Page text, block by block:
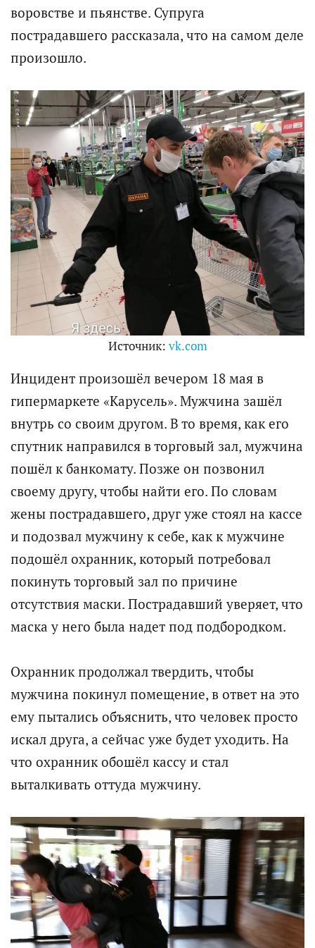
воровстве и пьянстве. Супруга
пострадавшего рассказала, что на самом деле
произошло.
Источник: vk.com
Инцидент произошёл вечером 18 мая в
гипермаркете «Карусель». Мужчина зашёл
внутрь со своим другом. В то время, как его
спутник направился в торговый зал, мужчина
пошёл к банкомату. Позже он позвонил
своему другу, чтобы найти его. По словам
жены пострадавшего, друг уже стоял на кассе
и подозвал мужчину к себе, как к мужчине
подошёл охранник, который потребовал
покинуть торговый зал по причине
отсутствия маски. Пострадавший уверяет, что
маска у него была надет под подбородком.
Охранник продолжал твердить, чтобы
мужчина покинул помещение, в ответ на это
ему пытались объяснить, что человек просто
искал друга, а сейчас уже будет уходить. На
что охранник обошёл кассу и стал
выталкивать оттуда мужчину.